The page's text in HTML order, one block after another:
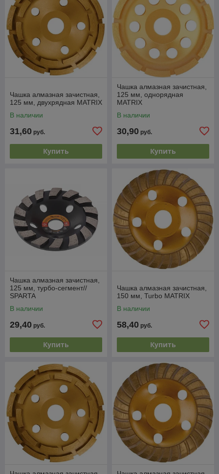
Чашка алмазная зачистная,
125 мм, двухрядная MATRIX
В наличии
31,60 руб.
Купить
Чашка алмазная зачистная,
125 мм, однорядная
MATRIX
В наличии
30,90 руб.
Купить
Чашка алмазная зачистная,
125 мм, турбо-сегмент//
SPARTA
В наличии
29,40 руб.
Купить
Чашка алмазная зачистная,
150 мм, Turbo MATRIX
В наличии
58,40 руб.
Купить